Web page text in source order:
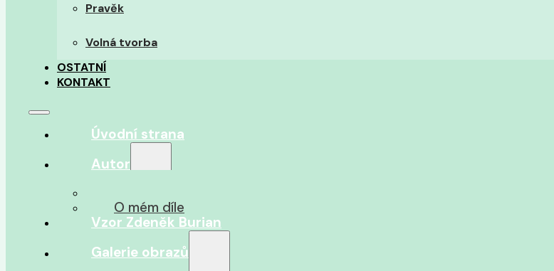
Pravěk
Volná tvorba
OSTATNÍ
KONTAKT
Úvodní strana
Autor
O mém díle
Vzor Zdeněk Burian
Galerie obrazů